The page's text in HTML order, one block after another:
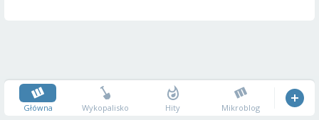
Główna Wykopalisko Hity Mikroblog